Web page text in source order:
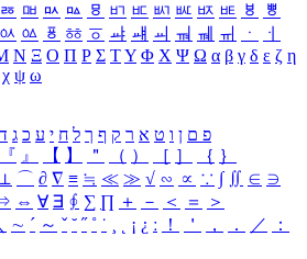
ㅭ ㅮ ㅯ ㅰ ㅱ ㅲ ㅳ ㅴ ㅵ ㅶ ㅷ ㅸ
ㅹ
ㆂ ㆃ ㆄ ㆅ ㆆ ㆇ ㆈ ㆉ ㆊ ㆋ ㆌ ㆍ
ㆎ
Ν Ξ Ο Π Ρ Σ ΤΥ Φ Χ Ψ Ω α β γ δ ε ζ η
χ ψ ω
פ ם ן ו ט א ר ק ף ך ל ח י ע כ ג ד
『 』 【 】 ＂ （ ） ［ ］ ｛ ｝
⊥ ⌒ ∂ ∇ ≡ ≒ ≪ ≫ √ ∽ ∝ ∵ ∫ ∬ ∈ ∋
⇔ ∀ ∃ ∮ ∑ ∏ ＋ － ＜ ＝
＞
∼ ´ ～ ˇ ˘ ˝ ˚ ˙ ¸ ¡ ¿ ː ！ ＇ ， ． ／
：